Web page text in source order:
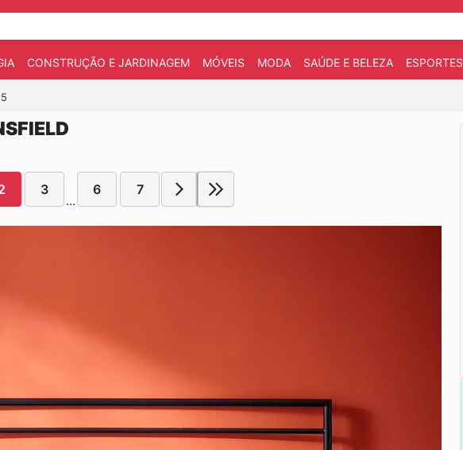
CONSTRUÇÃO E JARDINAGEM MÓVEIS MODA SAÚDE E BELEZA ESPORTES
3
...
6 7